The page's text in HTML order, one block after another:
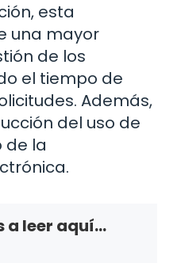
esta
una mayor
de los
el tiempo de
Además,
del uso de
de la
a leer aquí...